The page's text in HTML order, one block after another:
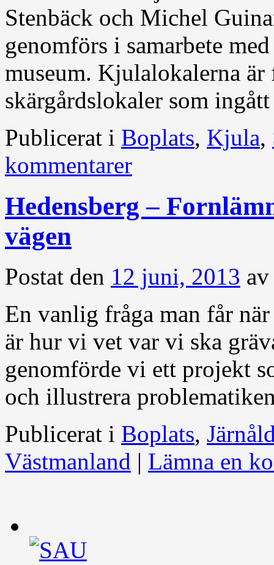
Stenbäck och Michel
genomförs i samarbete
museum. Kjulalokalerna
skärgårdslokaler som
Publicerat i Boplats, Kjula,
kommentarer
Hedensberg –
vägen
Postat den 12 juni, 2013 av
En vanlig fråga man får
är hur vi vet var vi ska
genomförde vi ett projekt
och illustrera
Publicerat i Boplats,
Västmanland | Lämna en